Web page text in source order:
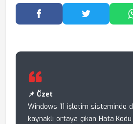
Facebook'ta Paylaş
Twitter'da
📌 Özet
Windows 11 işletim sisteminde
kaynaklı ortaya çıkan Hata